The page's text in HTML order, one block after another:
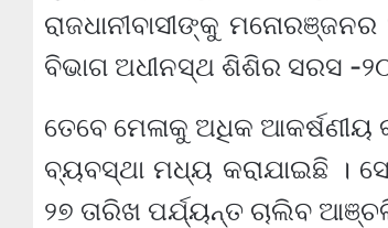
ରାଜଧାନୀବାସୀଙ୍କୁ
ବିଭାଗ ଅଧୀନସ୍ଥ ଶିଶିର ସରସ -
ତେବେ ମେଳାକୁ ଅଧିକ
ବ୍ୟବସ୍ଥା ମଧ୍ୟ କରାଯାଇଛି ।
୨୭ ତାରିଖ ପର୍ଯ୍ୟନ୍ତ ଚାଲିବ